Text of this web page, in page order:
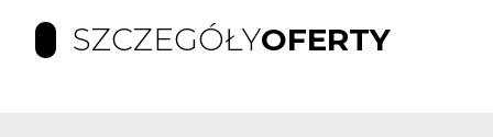
SZCZEGÓŁYOFERTY